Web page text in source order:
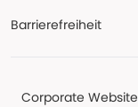
Barrierefreiheit
Corporate Website